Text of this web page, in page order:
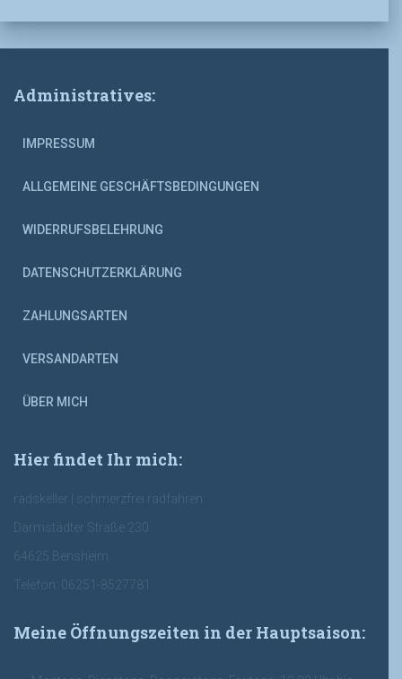
Administratives:
IMPRESSUM
ALLGEMEINE GESCHÄFTSBEDINGUNGEN
WIDERRUFSBELEHRUNG
DATENSCHUTZERKLÄRUNG
ZAHLUNGSARTEN
VERSANDARTEN
ÜBER MICH
Hier findet Ihr mich:
radskeller | schmerzfrei radfahren
Darmstädter Straße 230
64625 Bensheim
Telefon: 06251-8527781
Meine Öffnungszeiten in der Hauptsaison: